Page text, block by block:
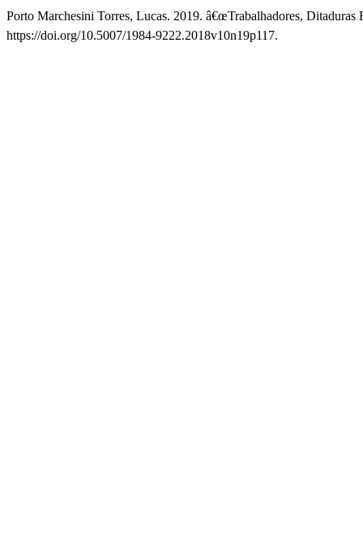
Porto Marchesini Torres, Lucas. 2019. â€œTrabalhadores, Ditaduras
https://doi.org/10.5007/1984-9222.2018v10n19p117.